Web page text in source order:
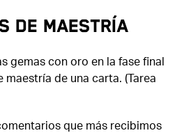
DE MAESTRÍA
gemas con oro en la fase final
de una carta. (Tarea
que más recibimos